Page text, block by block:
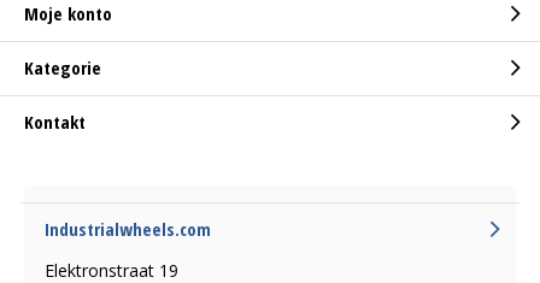
Moje konto
Kategorie
Kontakt
Industrialwheels.com
Elektronstraat 19